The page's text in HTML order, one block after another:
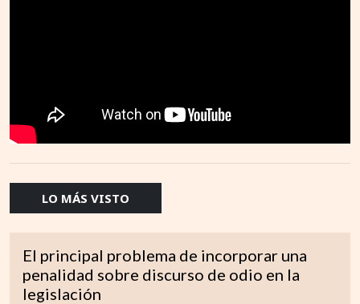
LO MÁS VISTO
El principal problema de incorporar una
penalidad sobre discurso de odio en la
legislación